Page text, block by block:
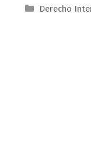
Categorías
Derecho